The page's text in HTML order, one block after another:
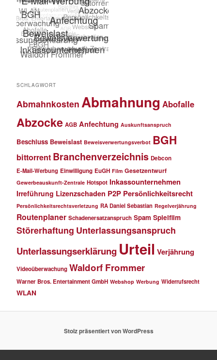
SCHLAGWORT
Abmahnkosten Abmahnung Abofalle
Abzocke AGB Anfechtung Auskunftsanspruch
Beschluss Beweislast Beweisverwertungsverbot BGH
bittorrent Branchenverzeichnis Debcon
E-Mail-Werbung Einwilligung EuGH Film Gesetzentwurf
Gewerbeauskunft-Zentrale Hotspot Inkassounternehmen
Irreführung Lizenzschaden P2P Persönlichkeitsrecht
Persönlichkeitsrechtsverletzung RA Daniel Sebastian Regelverjährung
Routenplaner Schadenersatzanspruch Spam Spielfilm
Störerhaftung Unterlassungsanspruch
Unterlassungserklärung Urteil Verjährung
Videoüberwachung Waldorf Frommer
Warner Bros. Entertainment GmbH Webshop Werbung Widerrufsrecht
WLAN
Stolz präsentiert von WordPress